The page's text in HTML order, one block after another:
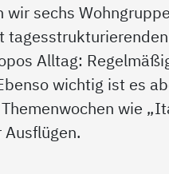
sechs
Alltag:
wichtig ist es
wie